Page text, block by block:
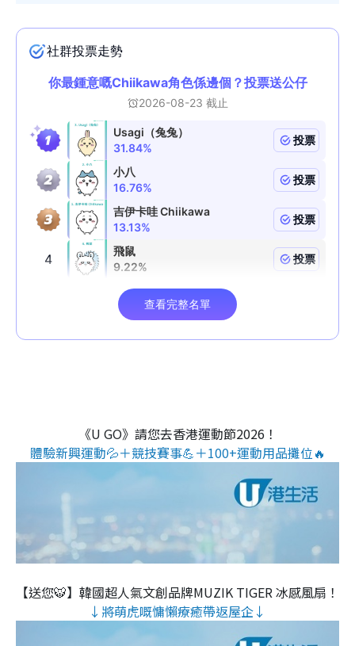
《U GO》請您去香港運動節2026！
體驗新興運動💦＋競技賽事💪＋100+運動用品攤位🔥
【送您🐯】韓國超人氣文創品牌MUZIK TIGER 冰感風扇！
↓將萌虎嘅慵懶療癒帶返屋企↓